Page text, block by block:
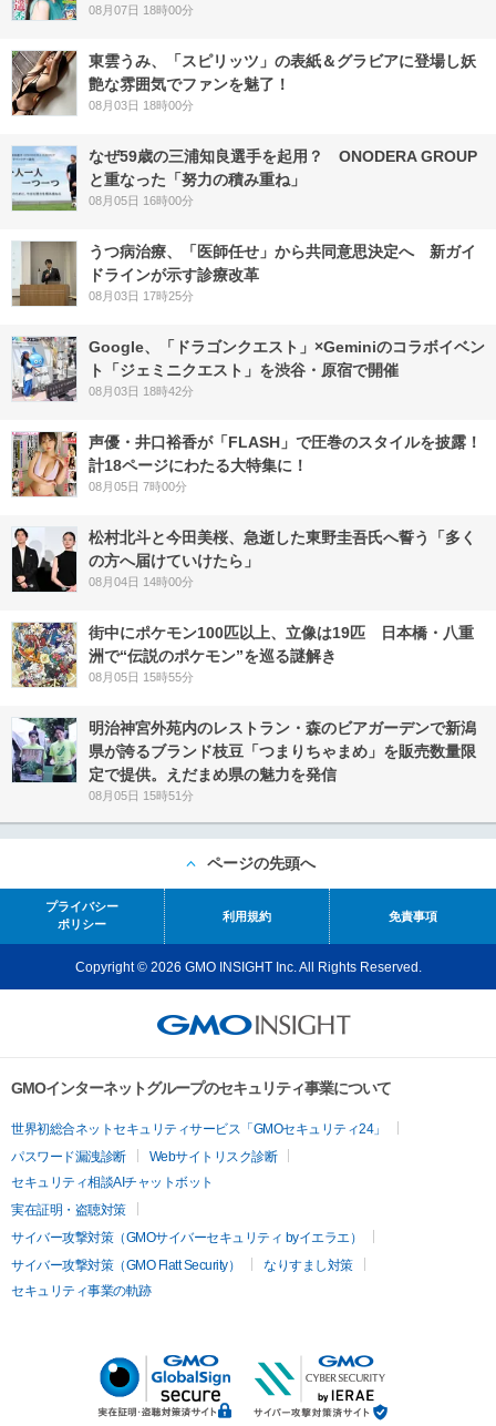
08月07日 18時00分
東雲うみ、「スピリッツ」の表紙＆グラビアに登場し妖
艶な雰囲気でファンを魅了！
08月03日 18時00分
なぜ59歳の三浦知良選手を起用？ ONODERA GROUP
と重なった「努力の積み重ね」
08月05日 16時00分
うつ病治療、「医師任せ」から共同意思決定へ 新ガイ
ドラインが示す診療改革
08月03日 17時25分
Google、「ドラゴンクエスト」×Geminiのコラボイベン
ト「ジェミニクエスト」を渋谷・原宿で開催
08月03日 18時42分
声優・井口裕香が「FLASH」で圧巻のスタイルを披露！
計18ページにわたる大特集に！
08月05日 7時00分
松村北斗と今田美桜、急逝した東野圭吾氏へ誓う「多く
の方へ届けていけたら」
08月04日 14時00分
街中にポケモン100匹以上、立像は19匹 日本橋・八重
洲で“伝説のポケモン”を巡る謎解き
08月05日 15時55分
明治神宮外苑内のレストラン・森のビアガーデンで新潟
県が誇るブランド枝豆「つまりちゃまめ」を販売数量限
定で提供。えだまめ県の魅力を発信
08月05日 15時51分
ページの先頭へ
プライバシー
ポリシー
利用規約 免責事項
Copyright © 2026 GMO INSIGHT Inc. All Rights Reserved.
GMOインターネットグループのセキュリティ事業について
世界初総合ネットセキュリティサービス「GMOセキュリティ24」
パスワード漏洩診断
Webサイトリスク診断
セキュリティ相談AIチャットボット
実在証明・盗聴対策
サイバー攻撃対策（GMOサイバーセキュリティ byイエラエ）
サイバー攻撃対策（GMO Flatt Security）
なりすまし対策
セキュリティ事業の軌跡